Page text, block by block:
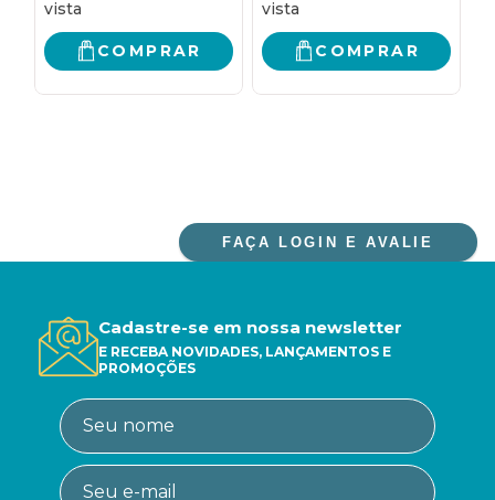
COMPRAR COMPRAR
FAÇA LOGIN E AVALIE
Cadastre-se em nossa newsletter
E RECEBA NOVIDADES, LANÇAMENTOS E
PROMOÇÕES